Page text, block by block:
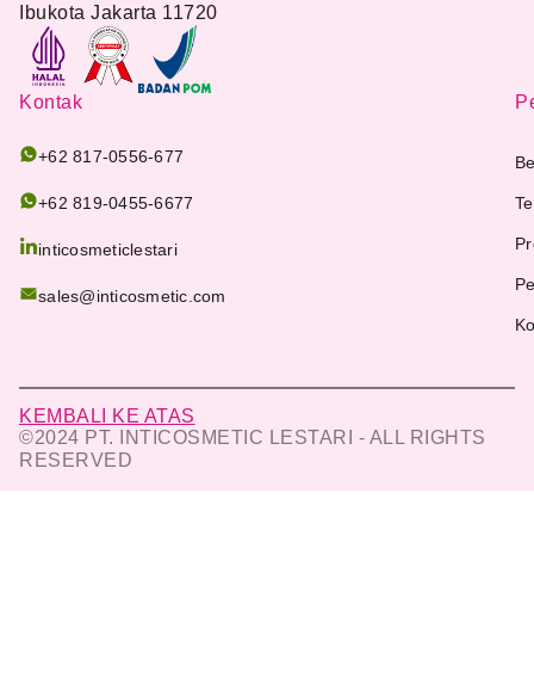
Ibukota Jakarta 11720
Kontak
+62 817-0556-677
+62 819-0455-6677
inticosmeticlestari
sales@inticosmetic.com
KEMBALI KE ATAS
©2024 PT. INTICOSMETIC LESTARI - ALL RIGHTS
RESERVED